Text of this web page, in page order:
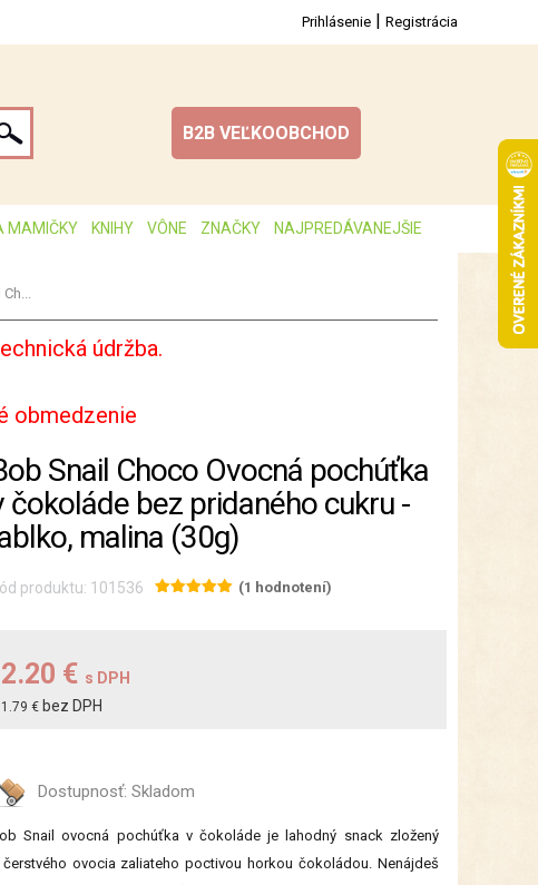
Prihlásenie | Registrácia
B2B VEĽKOOBCHOD
MAMIČKY KNIHY VÔNE ZNAČKY NAJPREDÁVANEJŠIE
údržba.
obmedzenie
Snail Choco Ovocná pochúťka
čokoláde bez pridaného cukru -
malina (30g)
produktu: 101536 (1 hodnotení)
2.20 € s DPH
1.79 € bez DPH
Dostupnosť: Skladom
Snail ovocná pochúťka v čokoláde je lahodný snack zložený
čerstvého ovocia zaliateho poctivou horkou čokoládou. Nenájdeš